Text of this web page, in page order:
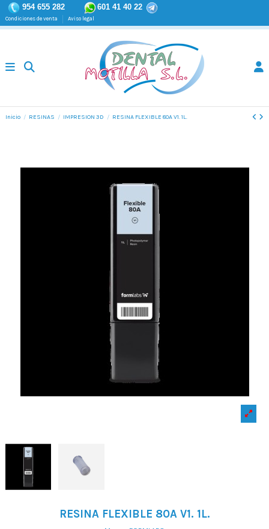
954 655 282 601 41 40 22
Condiciones de venta Aviso legal
Inicio RESINAS IMPRESION 3D RESINA FLEXIBLE 80A V1. 1L.
RESINA FLEXIBLE 80A V1. 1L.